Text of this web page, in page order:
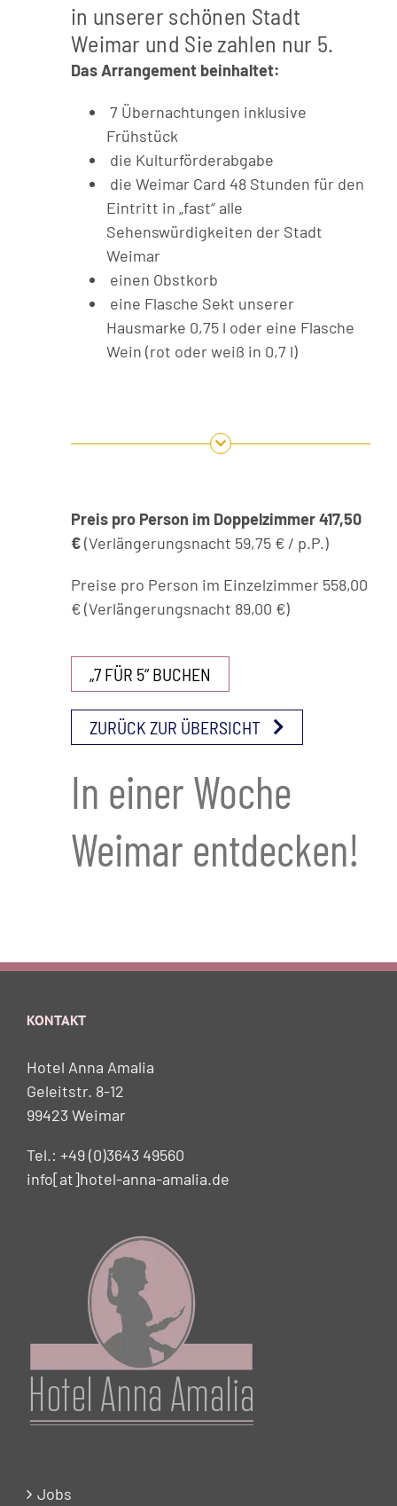
in unserer schönen Stadt
Weimar und Sie zahlen nur 5.
Das Arrangement beinhaltet:
7 Übernachtungen inklusive
Frühstück
die Kulturförderabgabe
die Weimar Card 48 Stunden für den
Eintritt in „fast“ alle
Sehenswürdigkeiten der Stadt
Weimar
einen Obstkorb
eine Flasche Sekt unserer
Hausmarke 0,75 l oder eine Flasche
Wein (rot oder weiß in 0,7 l)
Preis pro Person im Doppelzimmer 417,50
€(Verlängerungsnacht 59,75 € / p.P.)
Preise pro Person im Einzelzimmer 558,00
€ (Verlängerungsnacht 89,00 €)
„7 FÜR 5“ BUCHEN
ZURÜCK ZUR ÜBERSICHT
In einer Woche
Weimar entdecken!
KONTAKT
Hotel Anna Amalia
Geleitstr. 8-12
99423 Weimar
Tel.: +49 (0)3643 49560
info[at]hotel-anna-amalia.de
Jobs